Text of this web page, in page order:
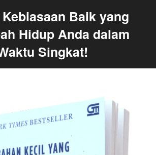
Baik yang
Hidup Anda dalam
Singkat!